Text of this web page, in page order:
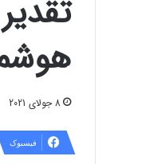
8 جولای 2021
فیسبوک